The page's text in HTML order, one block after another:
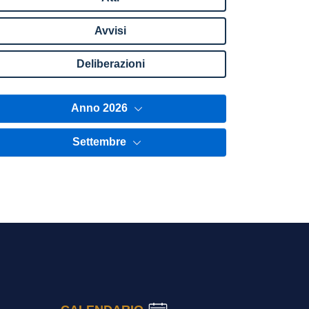
Avvisi
Deliberazioni
Anno 2026
Settembre